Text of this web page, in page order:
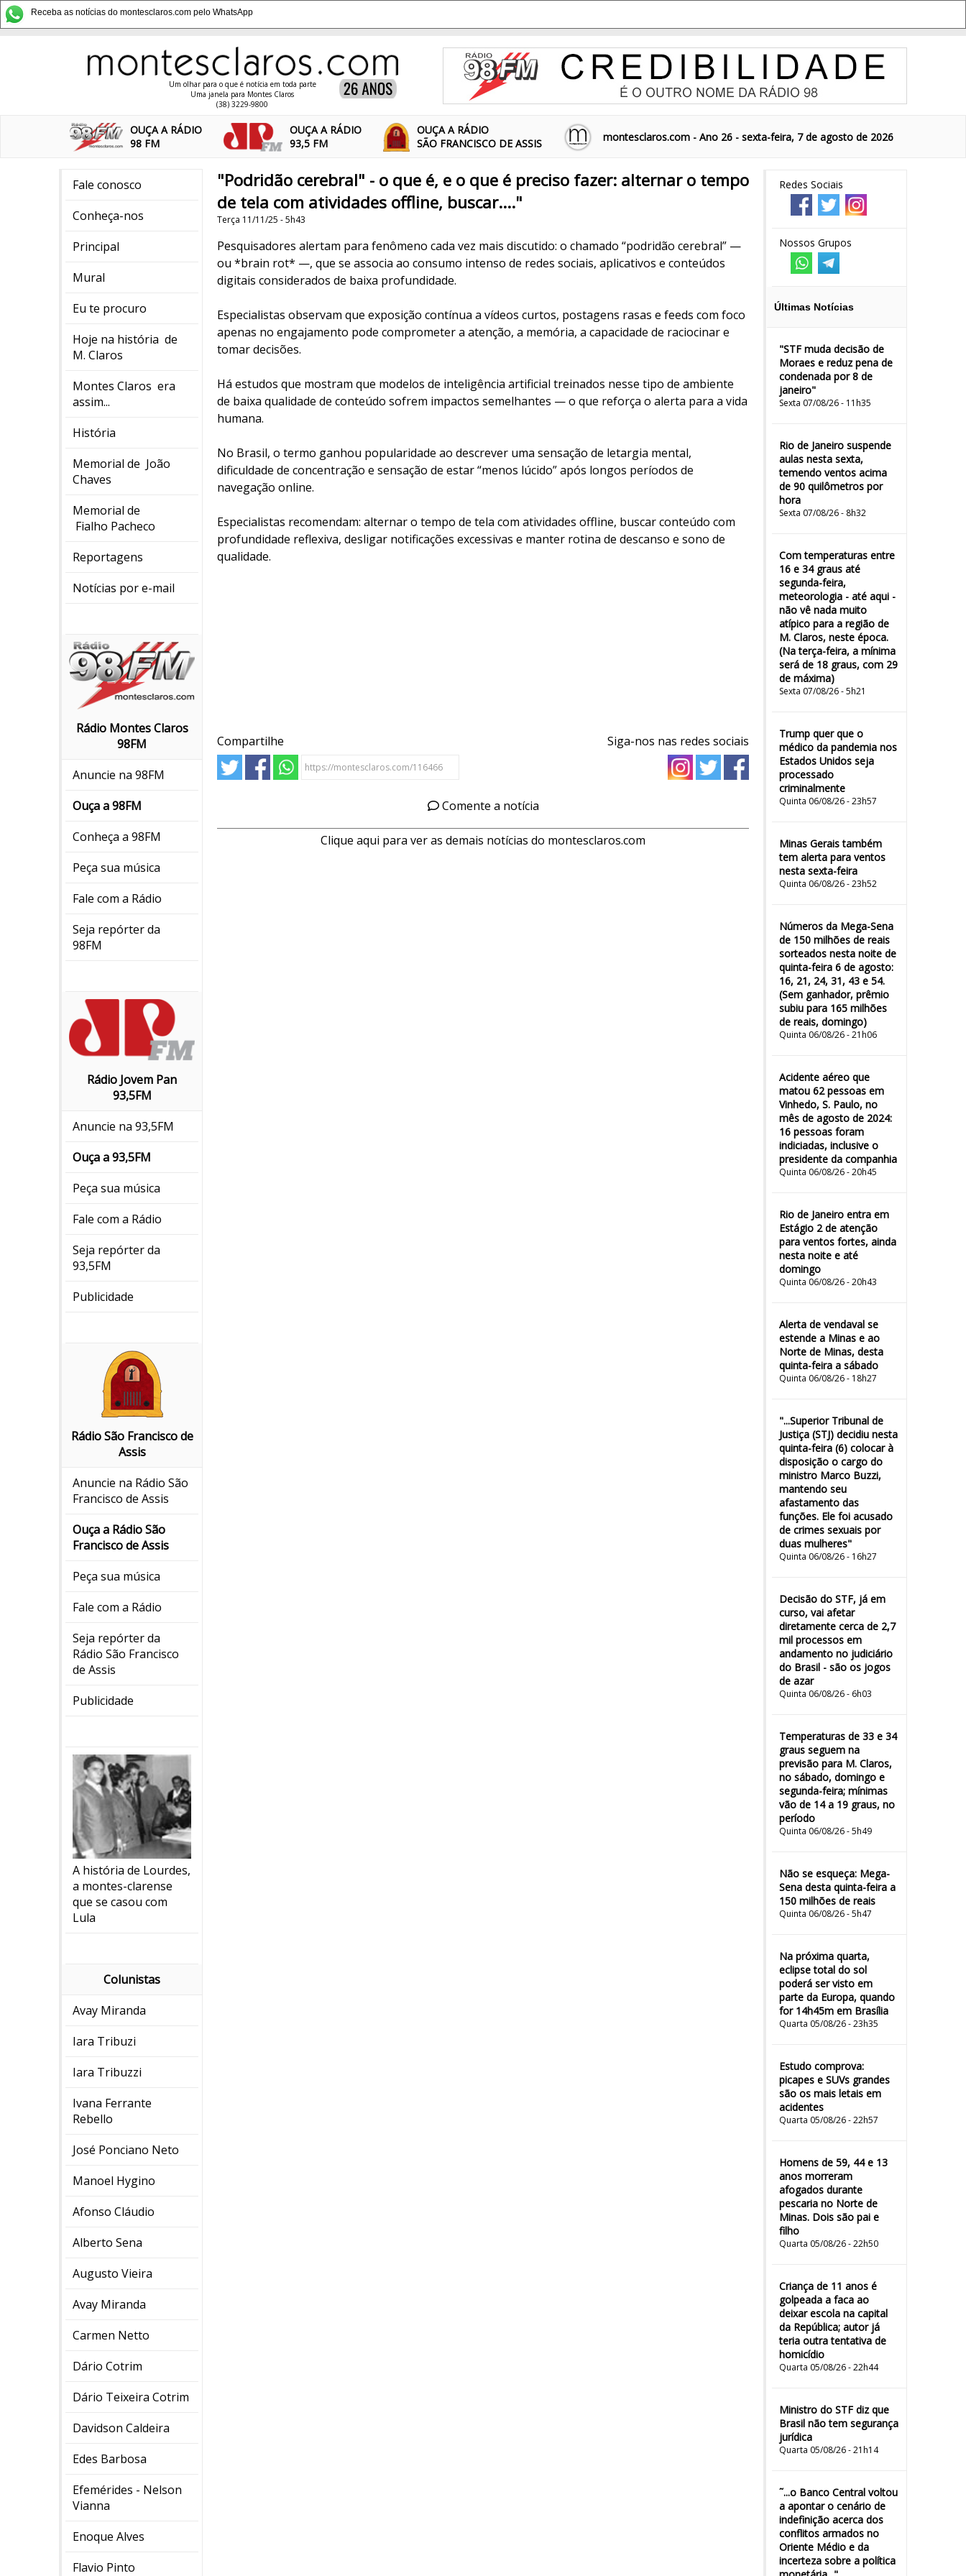
Receba as notícias do montesclaros.com pelo WhatsApp
Um olhar para o que é notícia em toda parte
Uma janela para Montes Claros
(38) 3229-9800
OUÇA A RÁDIO
98 FM
OUÇA A RÁDIO
93,5 FM
OUÇA A RÁDIO
SÃO FRANCISCO DE ASSIS
montesclaros.com - Ano 26 - sexta-feira, 7 de agosto de 2026
Fale conosco
Conheça-nos
Principal
Mural
Eu te procuro
Hoje na história de
M. Claros
Montes Claros era
assim...
História
Memorial de João
Chaves
Memorial de
Fialho Pacheco
Reportagens
Notícias por e-mail
Rádio Montes Claros
98FM
Anuncie na 98FM
Ouça a 98FM
Conheça a 98FM
Peça sua música
Fale com a Rádio
Seja repórter da
98FM
Rádio Jovem Pan
93,5FM
Anuncie na 93,5FM
Ouça a 93,5FM
Peça sua música
Fale com a Rádio
Seja repórter da
93,5FM
Publicidade
Rádio São Francisco de
Assis
Anuncie na Rádio São
Francisco de Assis
Ouça a Rádio São
Francisco de Assis
Peça sua música
Fale com a Rádio
Seja repórter da
Rádio São Francisco
de Assis
Publicidade
A história de Lourdes,
a montes-clarense
que se casou com
Lula
Colunistas
Avay Miranda
Iara Tribuzi
Iara Tribuzzi
Ivana Ferrante
Rebello
José Ponciano Neto
Manoel Hygino
Afonso Cláudio
Alberto Sena
Augusto Vieira
Avay Miranda
Carmen Netto
Dário Cotrim
Dário Teixeira Cotrim
Davidson Caldeira
Edes Barbosa
Efemérides - Nelson
Vianna
Enoque Alves
Flavio Pinto
Redes Sociais
Nossos Grupos
Últimas Notícias
"STF muda decisão de
Moraes e reduz pena de
condenada por 8 de
janeiro"
Sexta 07/08/26 - 11h35
Rio de Janeiro suspende
aulas nesta sexta,
temendo ventos acima
de 90 quilômetros por
hora
Sexta 07/08/26 - 8h32
Com temperaturas entre
16 e 34 graus até
segunda-feira,
meteorologia - até aqui -
não vê nada muito
atípico para a região de
M. Claros, neste época.
(Na terça-feira, a mínima
será de 18 graus, com 29
de máxima)
Sexta 07/08/26 - 5h21
Trump quer que o
médico da pandemia nos
Estados Unidos seja
processado
criminalmente
Quinta 06/08/26 - 23h57
Minas Gerais também
tem alerta para ventos
nesta sexta-feira
Quinta 06/08/26 - 23h52
Números da Mega-Sena
de 150 milhões de reais
sorteados nesta noite de
quinta-feira 6 de agosto:
16, 21, 24, 31, 43 e 54.
(Sem ganhador, prêmio
subiu para 165 milhões
de reais, domingo)
Quinta 06/08/26 - 21h06
Acidente aéreo que
matou 62 pessoas em
Vinhedo, S. Paulo, no
mês de agosto de 2024:
16 pessoas foram
indiciadas, inclusive o
presidente da companhia
Quinta 06/08/26 - 20h45
Rio de Janeiro entra em
Estágio 2 de atenção
para ventos fortes, ainda
nesta noite e até
domingo
Quinta 06/08/26 - 20h43
Alerta de vendaval se
estende a Minas e ao
Norte de Minas, desta
quinta-feira a sábado
Quinta 06/08/26 - 18h27
"...Superior Tribunal de
Justiça (STJ) decidiu nesta
quinta-feira (6) colocar à
disposição o cargo do
ministro Marco Buzzi,
mantendo seu
afastamento das
funções. Ele foi acusado
de crimes sexuais por
duas mulheres"
Quinta 06/08/26 - 16h27
Decisão do STF, já em
curso, vai afetar
diretamente cerca de 2,7
mil processos em
andamento no judiciário
do Brasil - são os jogos
de azar
Quinta 06/08/26 - 6h03
Temperaturas de 33 e 34
graus seguem na
previsão para M. Claros,
no sábado, domingo e
segunda-feira; mínimas
vão de 14 a 19 graus, no
período
Quinta 06/08/26 - 5h49
Não se esqueça: Mega-
Sena desta quinta-feira a
150 milhões de reais
Quinta 06/08/26 - 5h47
Na próxima quarta,
eclipse total do sol
poderá ser visto em
parte da Europa, quando
for 14h45m em Brasília
Quarta 05/08/26 - 23h35
Estudo comprova:
picapes e SUVs grandes
são os mais letais em
acidentes
Quarta 05/08/26 - 22h57
Homens de 59, 44 e 13
anos morreram
afogados durante
pescaria no Norte de
Minas. Dois são pai e
filho
Quarta 05/08/26 - 22h50
Criança de 11 anos é
golpeada a faca ao
deixar escola na capital
da República; autor já
teria outra tentativa de
homicídio
Quarta 05/08/26 - 22h44
Ministro do STF diz que
Brasil não tem segurança
jurídica
Quarta 05/08/26 - 21h14
˜...o Banco Central voltou
a apontar o cenário de
indefinição acerca dos
conflitos armados no
Oriente Médio e da
incerteza sobre a política
"Podridão cerebral" - o que é, e o que é preciso fazer: alternar o tempo
de tela com atividades offline, buscar...."
Terça 11/11/25 - 5h43
Pesquisadores alertam para fenômeno cada vez mais discutido: o chamado “podridão cerebral” —
ou *brain rot* —, que se associa ao consumo intenso de redes sociais, aplicativos e conteúdos
digitais considerados de baixa profundidade.
Especialistas observam que exposição contínua a vídeos curtos, postagens rasas e feeds com foco
apenas no engajamento pode comprometer a atenção, a memória, a capacidade de raciocinar e
tomar decisões.
Há estudos que mostram que modelos de inteligência artificial treinados nesse tipo de ambiente
de baixa qualidade de conteúdo sofrem impactos semelhantes — o que reforça o alerta para a vida
humana.
No Brasil, o termo ganhou popularidade ao descrever uma sensação de letargia mental,
dificuldade de concentração e sensação de estar “menos lúcido” após longos períodos de
navegação online.
Especialistas recomendam: alternar o tempo de tela com atividades offline, buscar conteúdo com
profundidade reflexiva, desligar notificações excessivas e manter rotina de descanso e sono de
qualidade.
Compartilhe Siga-nos nas redes sociais
Comente a notícia
Clique aqui para ver as demais notícias do montesclaros.com